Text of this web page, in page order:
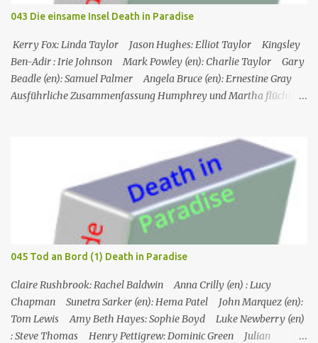
Zwillinge, was darauf hindeutet, dass der fehlende Zwilling
Henderson ihn getötet und sich da...
043 Die einsame Insel Death in Paradise
Kerry Fox: Linda Taylor Jason Hughes: Elliot Taylor Kingsley
Ben-Adir : Irie Johnson Mark Powley (en): Charlie Taylor Gary
Beadle (en): Samuel Palmer Angela Bruce (en): Ernestine Gray
Ausführliche Zusammenfassung Humphrey und Martha flüchten
wird einer der Besitzer, Charlie Taylor, erstochen in seinem
Zimmer aufgefunden, aber ein vertrauenswürdiger Zeuge, da es
sich um Humphrey selbst handelt, kann bestätigen, dass zwischen
dem Zeitpunkt, als Charlie in sein Zimmer ging, und dem
Zeitpunkt, als seine Leiche gefunden wurde, niemand nach oben
gegangen ist. Humphrey nimmt Martha mit auf eine Privatinsel,
wo es ein Hotel namens Hotel Cecile gibt, das den Taylor-Brüdern
(Elliot und Charlie) gehört. Während Humphrey und Martha
gemeinsam im Speisesa...
045 Tod an Bord (1) Death in Paradise
Claire Rushbrook: Rachel Baldwin Anna Crilly (en) : Lucy
Chapman Sunetra Sarker (en): Hema Patel John Marquez (en):
Tom Lewis Amy Beth Hayes: Sophie Boyd Luke Newberry (en)
: Steve Thomas Henry Pettigrew: Dominic Green Julian